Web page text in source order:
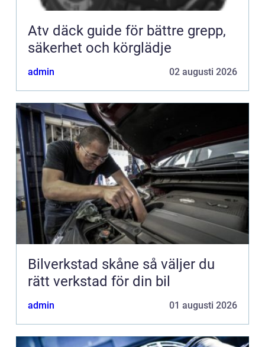
Atv däck guide för bättre grepp,
säkerhet och körglädje
admin 02 augusti 2026
Bilverkstad skåne så väljer du
rätt verkstad för din bil
admin 01 augusti 2026